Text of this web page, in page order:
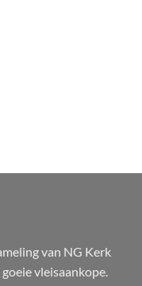
van NG Kerk
vleisaankope.